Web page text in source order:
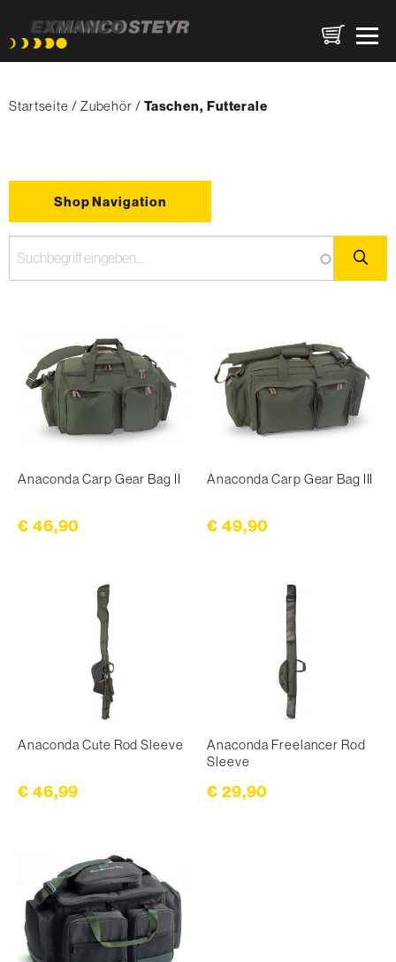
zum
Startseite
Zubehör {'Current'|t}:
Taschen, Futterale
Shop Navigation
Anaconda Carp Gear Bag II
€ 46,90
Anaconda Carp Gear Bag III
€ 49,90
Anaconda Cute Rod Sleeve
€ 46,99
Anaconda Freelancer Rod
Sleeve
€ 29,90